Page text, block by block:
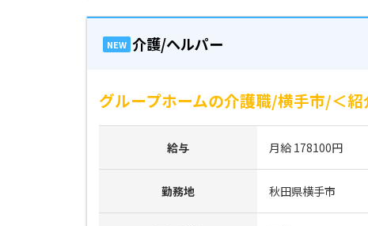
NEW 介護/ヘルパー
グループホームの介護職/横手市/＜
給与 月給 178100円
勤務地 秋田県横手市